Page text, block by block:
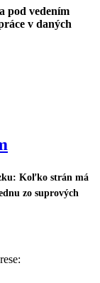
pod vedením
v daných
Koľko strán má
zo suprových